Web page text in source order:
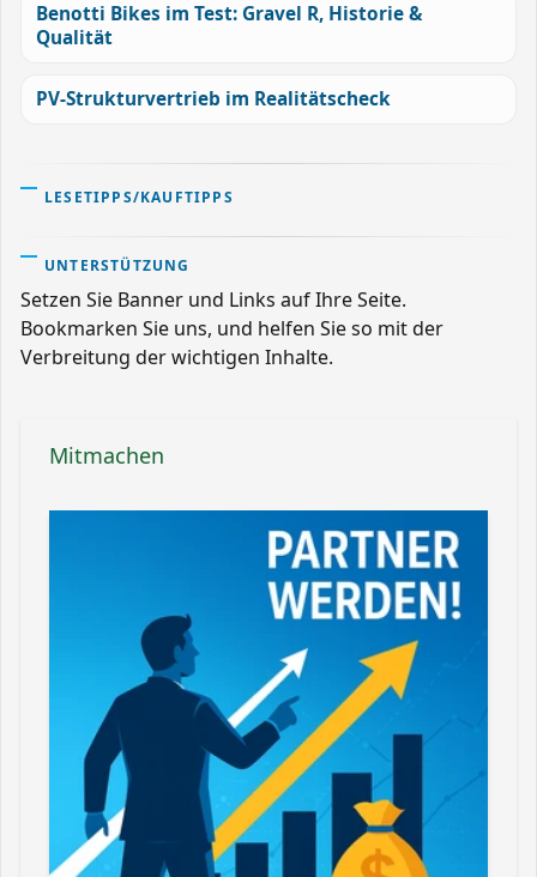
Benotti Bikes im Test: Gravel R, Historie &
Qualität
PV-Strukturvertrieb im Realitätscheck
LESETIPPS/KAUFTIPPS
UNTERSTÜTZUNG
Setzen Sie Banner und Links auf Ihre Seite.
Bookmarken Sie uns, und helfen Sie so mit der
Verbreitung der wichtigen Inhalte.
Mitmachen